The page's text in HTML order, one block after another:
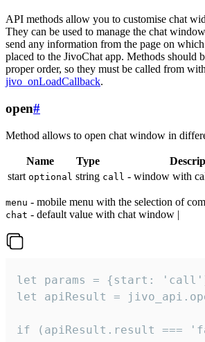
API methods allow you to customise chat
They can be used to manage the chat
send any information from the page on
placed to the JivoChat app. Methods should
proper order, so they must be called from
jivo_onLoadCallback.
open#
Method allows to open chat window in
Name Type
start optional string call - window with
menu - mobile menu with the selection of
chat - default value with chat window |
let params = {start:
let apiResult =
if (apiResult.result ===